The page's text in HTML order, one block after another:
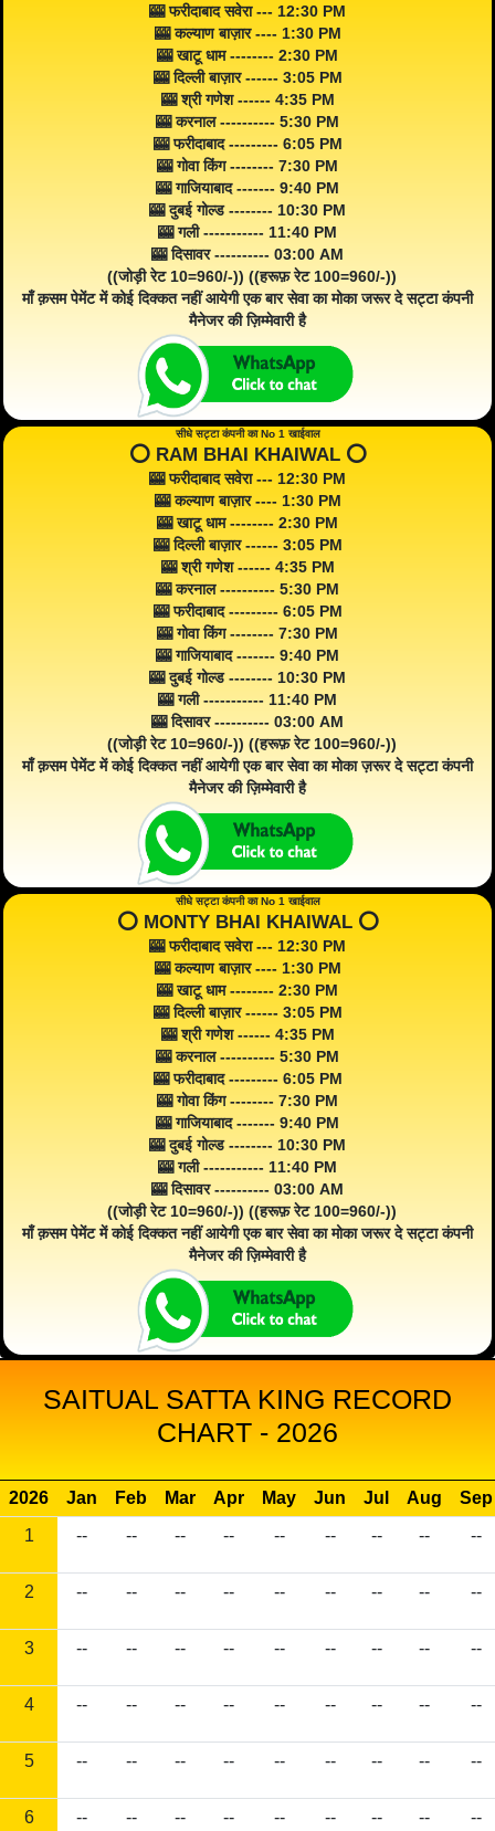
🎰 फरीदाबाद सवेरा --- 12:30 PM
🎰 कल्याण बाज़ार ---- 1:30 PM
🎰 खाटू धाम -------- 2:30 PM
🎰 दिल्ली बाज़ार ------ 3:05 PM
🎰 श्री गणेश ------ 4:35 PM
🎰 करनाल ---------- 5:30 PM
🎰 फरीदाबाद --------- 6:05 PM
🎰 गोवा किंग -------- 7:30 PM
🎰 गाजियाबाद ------- 9:40 PM
🎰 दुबई गोल्ड -------- 10:30 PM
🎰 गली ----------- 11:40 PM
🎰 दिसावर ---------- 03:00 AM
((जोड़ी रेट 10=960/-)) ((हरूफ़ रेट 100=960/-))
माँ क़सम पेमेंट में कोई दिक्कत नहीं आयेगी एक बार सेवा का मोका जरूर दे सट्टा कंपनी
मैनेजर की ज़िम्मेवारी है
सीधे सट्टा कंपनी का No 1 खाईवाल
⭕️ RAM BHAI KHAIWAL ⭕️
🎰 फरीदाबाद सवेरा --- 12:30 PM
🎰 कल्याण बाज़ार ---- 1:30 PM
🎰 खाटू धाम -------- 2:30 PM
🎰 दिल्ली बाज़ार ------ 3:05 PM
🎰 श्री गणेश ------ 4:35 PM
🎰 करनाल ---------- 5:30 PM
🎰 फरीदाबाद --------- 6:05 PM
🎰 गोवा किंग -------- 7:30 PM
🎰 गाजियाबाद ------- 9:40 PM
🎰 दुबई गोल्ड -------- 10:30 PM
🎰 गली ----------- 11:40 PM
🎰 दिसावर ---------- 03:00 AM
((जोड़ी रेट 10=960/-)) ((हरूफ़ रेट 100=960/-))
माँ क़सम पेमेंट में कोई दिक्कत नहीं आयेगी एक बार सेवा का मोका ज़रूर दे सट्टा कंपनी
मैनेजर की ज़िम्मेवारी है
सीधे सट्टा कंपनी का No 1 खाईवाल
⭕️ MONTY BHAI KHAIWAL ⭕️
🎰 फरीदाबाद सवेरा --- 12:30 PM
🎰 कल्याण बाज़ार ---- 1:30 PM
🎰 खाटू धाम -------- 2:30 PM
🎰 दिल्ली बाज़ार ------ 3:05 PM
🎰 श्री गणेश ------ 4:35 PM
🎰 करनाल ---------- 5:30 PM
🎰 फरीदाबाद --------- 6:05 PM
🎰 गोवा किंग -------- 7:30 PM
🎰 गाजियाबाद ------- 9:40 PM
🎰 दुबई गोल्ड -------- 10:30 PM
🎰 गली ----------- 11:40 PM
🎰 दिसावर ---------- 03:00 AM
((जोड़ी रेट 10=960/-)) ((हरूफ़ रेट 100=960/-))
माँ क़सम पेमेंट में कोई दिक्कत नहीं आयेगी एक बार सेवा का मोका जरूर दे सट्टा कंपनी
मैनेजर की ज़िम्मेवारी है
SAITUAL SATTA KING RECORD
CHART - 2026
2026 Jan Feb Mar Apr May Jun Jul Aug
Sep
1
-- -- -- -- -- -- -- -- --
2 -- -- -- -- -- -- -- -- --
3 -- -- -- -- -- -- -- -- --
4 -- -- -- -- -- -- -- -- --
5 -- -- -- -- -- -- -- -- --
6 -- -- -- -- -- -- -- -- --